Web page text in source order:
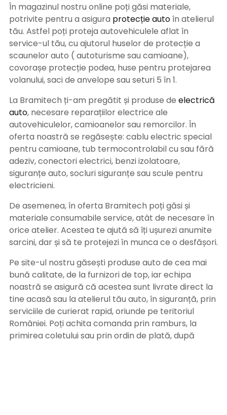
În magazinul nostru online poți găsi materiale,
potrivite pentru a asigura protecție autoîn atelierul
tău. Astfel poți proteja autovehiculele aflat în
service-ul tău, cu ajutorul huselor de protecție a
scaunelor auto ( autoturisme sau camioane),
covorașe protecție podea, huse pentru protejarea
volanului, saci de anvelope sau seturi 5 în 1.
La Bramitech ți-am pregătit și produse de electrică
auto, necesare reparațiilor electrice ale
autovehiculelor, camioanelor sau remorcilor. În
oferta noastră se regăsește: cablu electric special
pentru camioane, tub termocontrolabil cu sau fără
adeziv, conectori electrici, benzi izolatoare,
siguranțe auto, socluri siguranțe sau scule pentru
electricieni.
De asemenea, în oferta Bramitech poți găsi și
materiale consumabile service, atât de necesare în
orice atelier. Acestea te ajută să îți ușurezi anumite
sarcini, dar și să te protejezi în munca ce o desfășori.
Pe site-ul nostru găsești produse auto de cea mai
bună calitate, de la furnizori de top, iar echipa
noastră se asigură că acestea sunt livrate direct la
tine acasă sau la atelierul tău auto, în siguranță, prin
serviciile de curierat rapid, oriunde pe teritoriul
României. Poți achita comanda prin ramburs, la
primirea coletului sau prin ordin de plată, după